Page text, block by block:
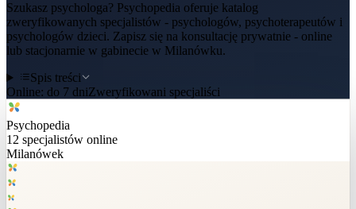
Szukasz psychologa? Psychopedia oferuje katalog
zweryfikowanych specjalistów - psychologów, psychoterapeutów i
psychologów dzieci. Zapisz się na konsultację prywatnie - online
lub stacjonarnie w gabinecie w Milanówku.
Spis treści
Online: do 7 dniZweryfikowani specjaliści
Psychopedia
12 specjalistów online
Milanówek